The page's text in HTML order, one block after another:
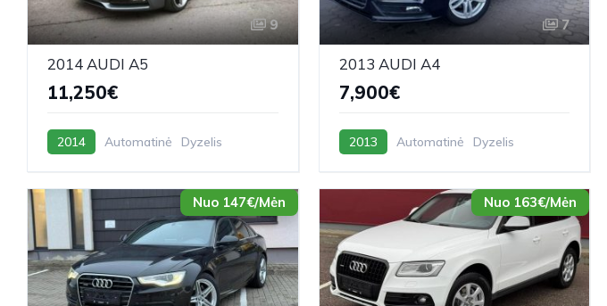
9
2014 AUDI A5
11,250€
2014 Automatinė Dyzelis
7
2013 AUDI A4
7,900€
2013 Automatinė Dyzelis
Nuo 147€/Mėn Nuo 163€/Mėn